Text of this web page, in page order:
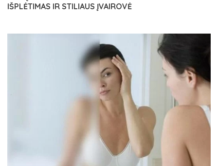
IŠPLĖTIMAS IR STILIAUS ĮVAIROVĖ